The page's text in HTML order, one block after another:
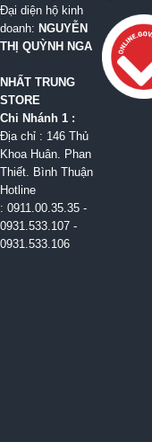
Đại diện hộ kinh
doanh:NGUYỄN
THỊ QUỲNH NGA
NHẤT TRUNG
STORE
Chi Nhánh 1 :
Địa chỉ : 146 Thủ
Khoa Huân. Phan
Thiết. Bình Thuận
Hotline
: 0911.00.35.35 -
0931.533.107 -
0931.533.106